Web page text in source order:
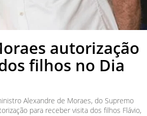
autorização
filhos no Dia
Alexandre de Moraes, do Supremo
para receber visita dos filhos Flávio,